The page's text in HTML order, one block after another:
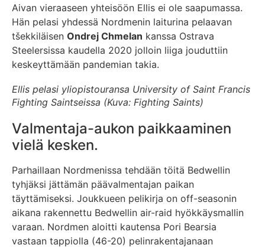
Aivan vieraaseen yhteisöön Ellis ei ole saapumassa.
Hän pelasi yhdessä Nordmenin laiturina pelaavan
tšekkiläisen Ondrej Chmelan kanssa Ostrava
Steelersissa kaudella 2020 jolloin liiga jouduttiin
keskeyttämään pandemian takia.
Ellis pelasi yliopistouransa University of Saint Francis
Fighting Saintseissa (Kuva: Fighting Saints)
Valmentaja-aukon paikkaaminen
vielä kesken.
Parhaillaan Nordmenissa tehdään töitä Bedwellin
tyhjäksi jättämän päävalmentajan paikan
täyttämiseksi. Joukkueen pelikirja on off-seasonin
aikana rakennettu Bedwellin air-raid hyökkäysmallin
varaan. Nordmen aloitti kautensa Pori Bearsia
vastaan tappiolla (46-20) pelinrakentajanaan